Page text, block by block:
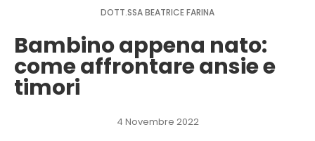
DOTT.SSA BEATRICE FARINA
Bambino appena nato:
come affrontare ansie e
timori
4 Novembre 2022